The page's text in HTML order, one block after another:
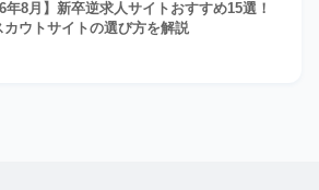
年8月】新卒逆求人サイトおすすめ15選！
カウトサイトの選び方を解説